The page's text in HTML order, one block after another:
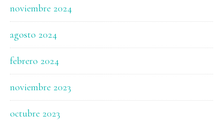
noviembre 2024
agosto 2024
febrero 2024
noviembre 2023
octubre 2023